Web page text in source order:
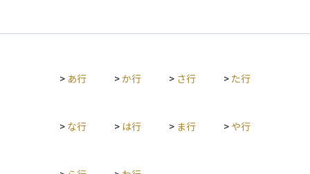
滞税が発生する。
> あ行 >か行 > さ行 > た行
> な行 > は行 > ま行 > や行